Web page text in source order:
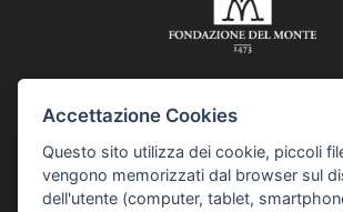
In collaborazione con i Quartieri del Comune
Azienda pubblica di servizi alla persona,
Educazione Scuola, e Istituzione per
comunitaria. Il progetto “Collaborare è
Accettazione Cookies
Questo sito utilizza dei cookie, piccoli
vengono memorizzati dal browser sul
dell'utente (computer, tablet,